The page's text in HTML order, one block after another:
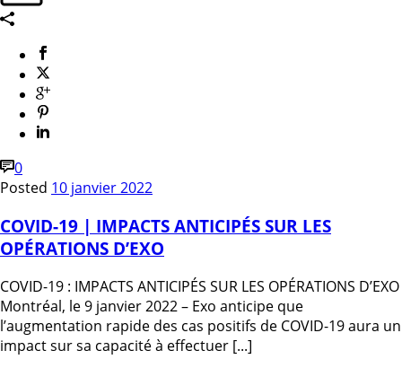
0
Posted 10 janvier 2022
COVID-19 | IMPACTS ANTICIPÉS SUR LES
OPÉRATIONS D’EXO
COVID-19 : IMPACTS ANTICIPÉS SUR LES OPÉRATIONS D’EXO
Montréal, le 9 janvier 2022 – Exo anticipe que
l’augmentation rapide des cas positifs de COVID-19 aura un
impact sur sa capacité à effectuer [...]